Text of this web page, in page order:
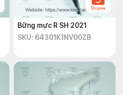
Bững mực R SH 2021
SKU: 64301K1NV00ZB